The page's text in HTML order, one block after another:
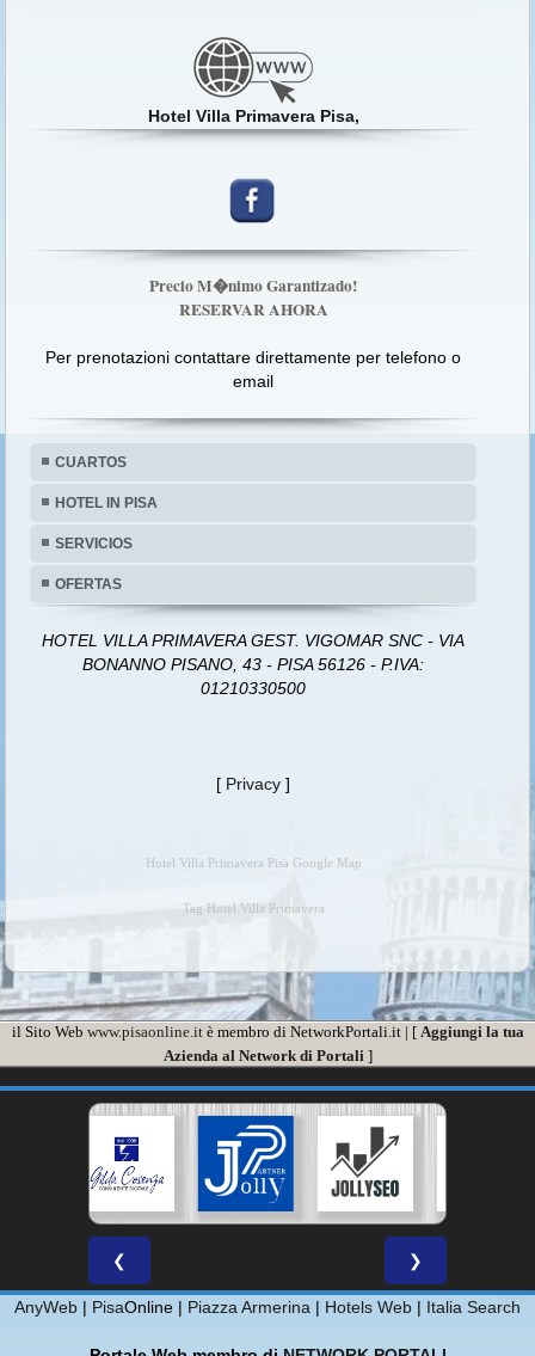
Hotel Villa Primavera Pisa,
Precio M�nimo Garantizado!
RESERVAR AHORA
Per prenotazioni contattare direttamente per telefono o
email
CUARTOS
HOTEL IN PISA
SERVICIOS
OFERTAS
HOTEL VILLA PRIMAVERA GEST. VIGOMAR SNC - VIA
BONANNO PISANO, 43 - PISA 56126 - P.IVA:
01210330500
[ Privacy ]
Hotel Villa Primavera Pisa Google Map
Tag Hotel Villa Primavera
il Sito Web www.pisaonline.itè membro di NetworkPortali.it | [ Aggiungi la tua
Azienda al Network di Portali]
❮ ❯
AnyWeb | PisaOnline | Piazza Armerina | Hotels Web | Italia Search